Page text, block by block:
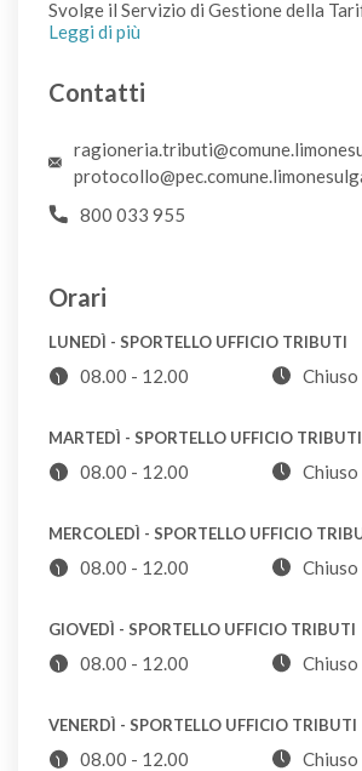
Appendiabiti in plastica
P
Arredo da giardino
Asciugacapelli
Aspirapolvere
CDR
Svolge il Servizio di Gestione della
Rapporto con l'Utenza.
Per ogni necessità che riguarda il
posizioni sospese è disponibile lo
Tributi presso la Sede del Comune sito
Possono essere inviate segnalazioni di
variazioni nei dati relativi all'Utenza
Leggi di più
Contatti
800 033 955
Orari
LUNEDÌ - SPORTELLO UFFICIO TRIBUTI
08.00 - 12.00 Chiuso
MARTEDÌ - SPORTELLO UFFICIO TRIBUTI
08.00 - 12.00 Chiuso
MERCOLEDÌ - SPORTELLO UFFICIO
08.00 - 12.00 Chiuso
GIOVEDÌ - SPORTELLO UFFICIO TRIBUTI
08.00 - 12.00 Chiuso
VENERDÌ - SPORTELLO UFFICIO TRIBUTI
08.00 - 12.00 Chiuso